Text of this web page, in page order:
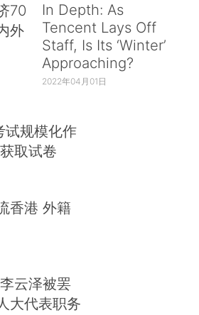
70
外
In Depth: As
Tencent Lays Off
Staff, Is Its ‘Winter’
Approaching?
2022年04月01日
试规模化作
取试卷
香港 外籍
云泽被罢
大代表职务